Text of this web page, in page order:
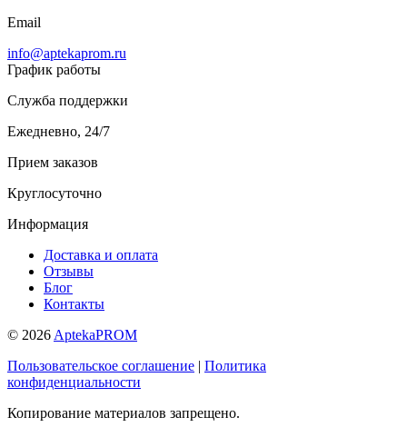
Email
info@aptekaprom.ru
График работы
Служба поддержки
Ежедневно, 24/7
Прием заказов
Круглосуточно
Информация
Доставка и оплата
Отзывы
Блог
Контакты
© 2026 AptekaPROM
Пользовательское соглашение | Политика
конфиденциальности
Копирование материалов запрещено.